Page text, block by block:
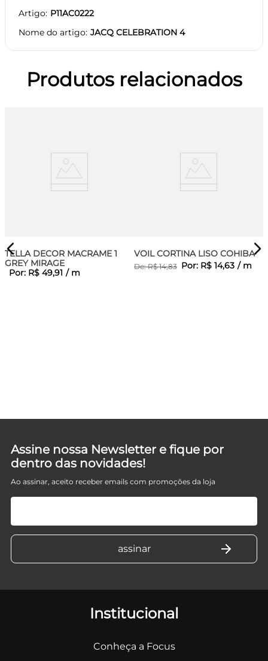
Artigo P11AC0222
Nome do artigo JACQ CELEBRATION 4
Produtos relacionados
TELLA DECOR MACRAME 1
GREY MIRAGE
Por: R$ 49,91 / m
VOIL CORTINA LISO COHIBA
De:R$ 14,83 Por: R$ 14,63 / m
Assine nossa Newsletter e fique por
dentro das novidades!
Ao assinar, aceito receber emails com promoções da loja
Institucional
Conheça a Focus